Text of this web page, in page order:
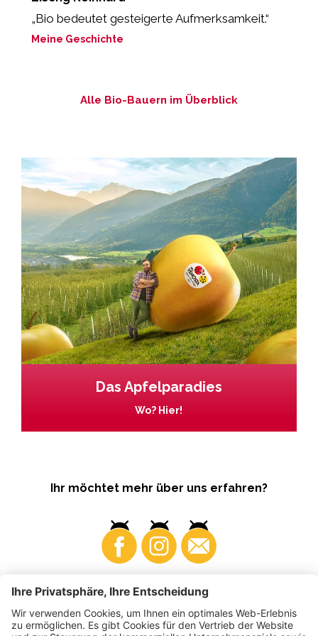
„Bio bedeutet gesteigerte Aufmerksamkeit.“
Meine Geschichte
Alle Bio-Bauern im Überblick
Das Apfelparadies
Wo? Hier!
Ihr möchtet mehr über uns erfahren?
Business Produzenten